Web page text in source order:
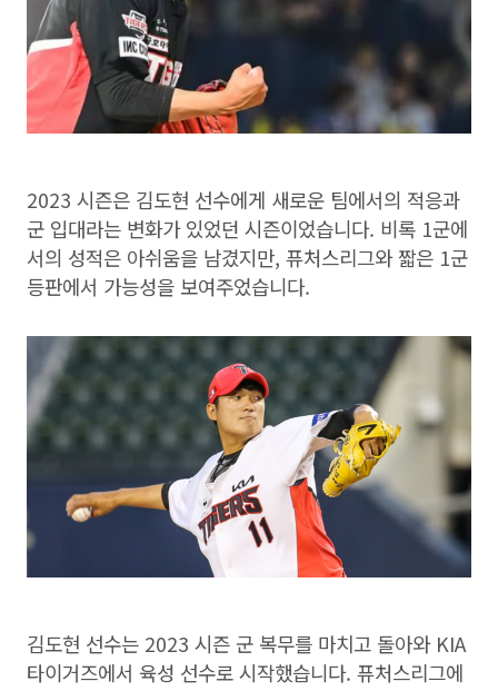
2023 시즌은 김도현 선수에게 새로운 팀에서의 적응과
군 입대라는 변화가 있었던 시즌이었습니다. 비록 1군에
서의 성적은 아쉬움을 남겼지만, 퓨처스리그와 짧은 1군
등판에서 가능성을 보여주었습니다.
김도현 선수는 2023 시즌 군 복무를 마치고 돌아와 KIA
타이거즈에서 육성 선수로 시작했습니다. 퓨처스리그에